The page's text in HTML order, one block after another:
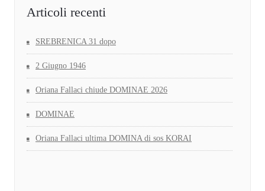
Articoli recenti
SREBRENICA 31 dopo
2 Giugno 1946
Oriana Fallaci chiude DOMINAE 2026
DOMINAE
Oriana Fallaci ultima DOMINA di sos KORAI